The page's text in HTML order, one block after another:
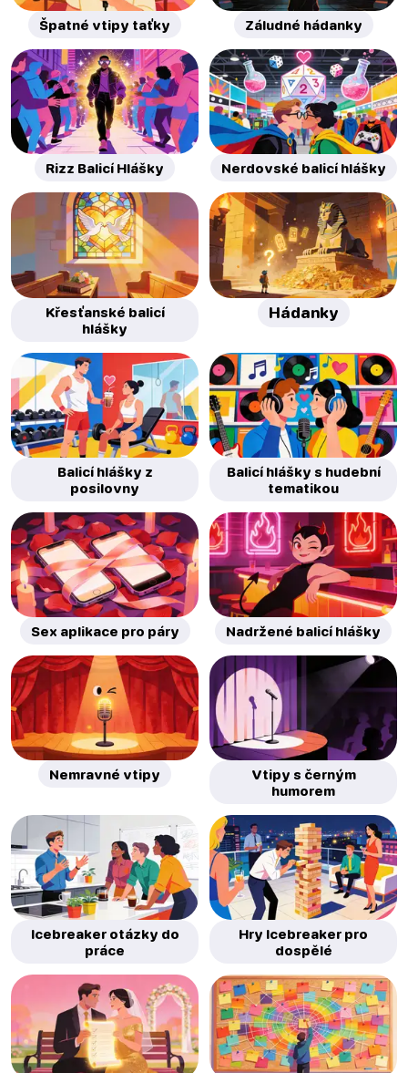
Špatné vtipy taťky Záludné hádanky
Rizz Balicí Hlášky Nerdovské balicí hlášky
Křesťanské balicí
hlášky
Hádanky
Balicí hlášky z
posilovny
Balicí hlášky s hudební
tematikou
Sex aplikace pro páry Nadržené balicí hlášky
Nemravné vtipy
Vtipy s černým
humorem
Icebreaker otázky do
práce
Hry Icebreaker pro
dospělé